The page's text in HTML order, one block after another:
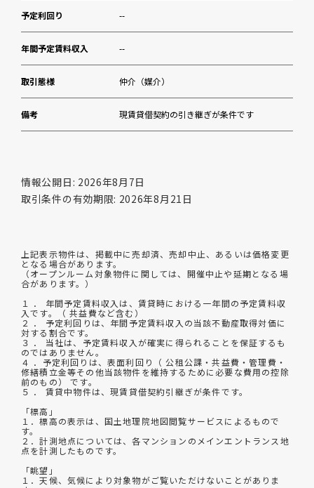
予定利回り --
年間予定賃料収入 --
取引態様 仲介（媒介）
備考 現賃貸借契約の引き継ぎが条件です
情報公開日: 2026年8月7日
取引条件の有効期限: 2026年8月21日
上記表示物件は、掲載中に売却済、売却中止、あるいは価格変更
となる場合があります。
（オープンルーム対象物件に関しては、開催中止や延期となる場
合があります。）
１ ． 年間予定賃料収入は、賃貸時における一年間の予定賃料収
入です。（ 共益費など含む）
２ ． 予定利回りは、年間予定賃料収入の当該不動産取得対価に
対する割合です。
３ ． 当社は、予定賃料収入が確実に得られることを保証するも
のではありません。
４ ．予定利回りは、表面利回り（ 公租公課・共益費・管理費・
修繕積立金等その他当該物件を維持するために必要な費用の控除
前のもの） です。
５ ． 賃貸中物件は、現賃貸借契約引継ぎが条件です。
「標高」
１．標高の表示は、国土地理院地図閲覧サービスによるもので
す。
２．計測地点については、各マンションのメインエントランス地
点を計測したものです。
「眺望」
１．天候、気候により対象物がご覧いただけないことがありま